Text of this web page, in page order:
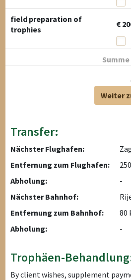
field preparation of
trophies
€
Weiter
Transfer:
Nächster Flughafen:
Entfernung zum Flughafen:
Abholung:
-
Nächster Bahnhof:
Entfernung zum Bahnhof:
80
Abholung:
-
Trophäen-
By client wishes, supplement